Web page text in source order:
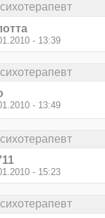
- 13:39
- 13:49
- 15:23